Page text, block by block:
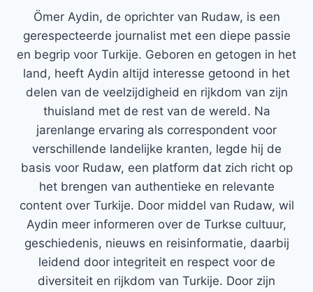
Ömer Aydin, de oprichter van Rudaw, is een
gerespecteerde journalist met een diepe passie
en begrip voor Turkije. Geboren en getogen in het
land, heeft Aydin altijd interesse getoond in het
delen van de veelzijdigheid en rijkdom van zijn
thuisland met de rest van de wereld. Na
jarenlange ervaring als correspondent voor
verschillende landelijke kranten, legde hij de
basis voor Rudaw, een platform dat zich richt op
het brengen van authentieke en relevante
content over Turkije. Door middel van Rudaw, wil
Aydin meer informeren over de Turkse cultuur,
geschiedenis, nieuws en reisinformatie, daarbij
leidend door integriteit en respect voor de
diversiteit en rijkdom van Turkije. Door zijn